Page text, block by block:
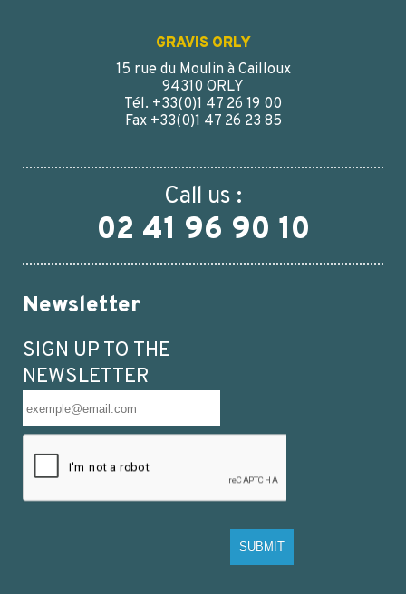
CLEAR GLASS 125 ML R3/38 POWDER
GRAVIS ORLY
15 rue du Moulin à Cailloux
94310 ORLY
Tél. +33(0)1 47 26 19 00
Fax +33(0)1 47 26 23 85
Call us :
02 41 96 90 10
Newsletter
SIGN UP TO THE
NEWSLETTER
SUBMIT